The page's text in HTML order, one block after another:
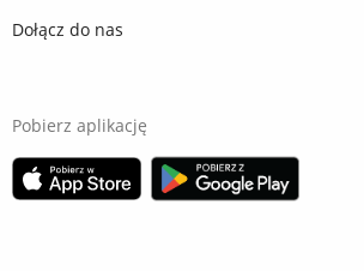
Dołącz do nas
Pobierz aplikację